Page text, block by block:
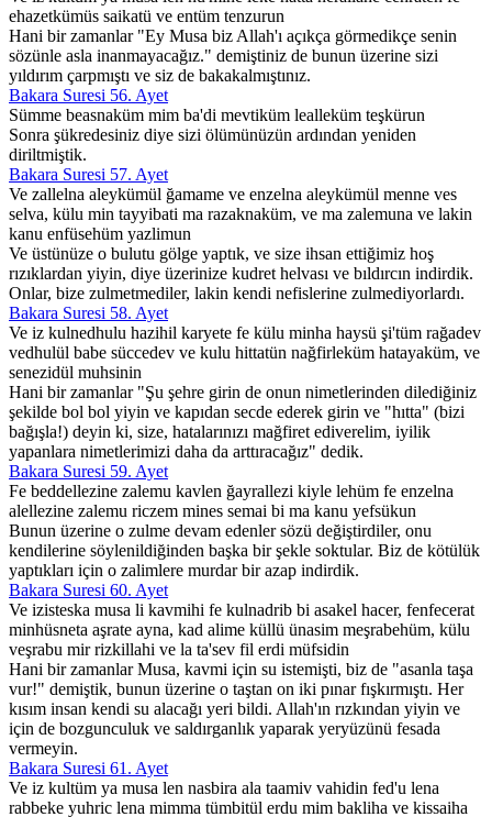
ehazetkümüs saikatü ve entüm tenzurun
Hani bir zamanlar "Ey Musa biz Allah'ı açıkça görmedikçe senin
sözünle asla inanmayacağız." demiştiniz de bunun üzerine sizi
yıldırım çarpmıştı ve siz de bakakalmıştınız.
Bakara Suresi 56. Ayet
Sümme beasnaküm mim ba'di mevtiküm lealleküm teşkürun
Sonra şükredesiniz diye sizi ölümünüzün ardından yeniden
diriltmiştik.
Bakara Suresi 57. Ayet
Ve zallelna aleykümül ğamame ve enzelna aleykümül menne ves
selva, külu min tayyibati ma razaknaküm, ve ma zalemuna ve lakin
kanu enfüsehüm yazlimun
Ve üstünüze o bulutu gölge yaptık, ve size ihsan ettiğimiz hoş
rızıklardan yiyin, diye üzerinize kudret helvası ve bıldırcın indirdik.
Onlar, bize zulmetmediler, lakin kendi nefislerine zulmediyorlardı.
Bakara Suresi 58. Ayet
Ve iz kulnedhulu hazihil karyete fe külu minha haysü şi'tüm rağadev
vedhulül babe süccedev ve kulu hittatün nağfirleküm hatayaküm, ve
senezidül muhsinin
Hani bir zamanlar "Şu şehre girin de onun nimetlerinden dilediğiniz
şekilde bol bol yiyin ve kapıdan secde ederek girin ve "hıtta" (bizi
bağışla!) deyin ki, size, hatalarınızı mağfiret ediverelim, iyilik
yapanlara nimetlerimizi daha da arttıracağız" dedik.
Bakara Suresi 59. Ayet
Fe beddellezine zalemu kavlen ğayrallezi kiyle lehüm fe enzelna
alellezine zalemu riczem mines semai bi ma kanu yefsükun
Bunun üzerine o zulme devam edenler sözü değiştirdiler, onu
kendilerine söylenildiğinden başka bir şekle soktular. Biz de kötülük
yaptıkları için o zalimlere murdar bir azap indirdik.
Bakara Suresi 60. Ayet
Ve izisteska musa li kavmihi fe kulnadrib bi asakel hacer, fenfecerat
minhüsneta aşrate ayna, kad alime küllü ünasim meşrabehüm, külu
veşrabu mir rizkillahi ve la ta'sev fil erdi müfsidin
Hani bir zamanlar Musa, kavmi için su istemişti, biz de "asanla taşa
vur!" demiştik, bunun üzerine o taştan on iki pınar fışkırmıştı. Her
kısım insan kendi su alacağı yeri bildi. Allah'ın rızkından yiyin ve
için de bozgunculuk ve saldırganlık yaparak yeryüzünü fesada
vermeyin.
Bakara Suresi 61. Ayet
Ve iz kultüm ya musa len nasbira ala taamiv vahidin fed'u lena
rabbeke yuhric lena mimma tümbitül erdu mim bakliha ve kissaiha